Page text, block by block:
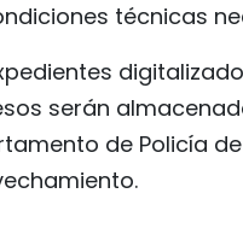
técnicas
serán
de Policía